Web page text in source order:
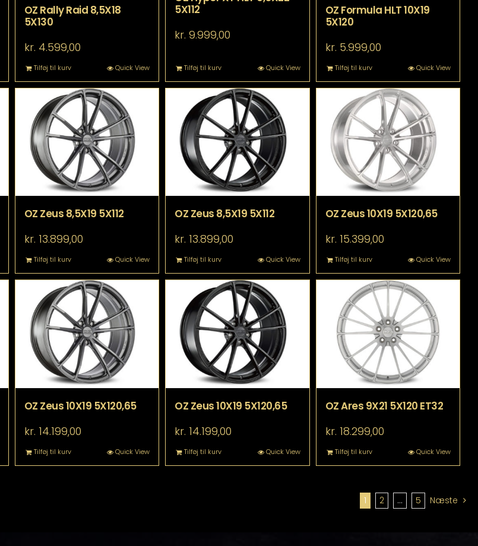
OZ Rally Raid 8,5X18
5X130
kr. 4.599,00
Tilføj til kurv Quick View
5X112
kr. 9.999,00
Tilføj til kurv Quick View
OZ Formula HLT 10X19
5X120
kr. 5.999,00
Tilføj til kurv Quick View
OZ Zeus 8,5X19 5X112
kr. 13.899,00
Tilføj til kurv Quick View
OZ Zeus 8,5X19 5X112
kr. 13.899,00
Tilføj til kurv Quick View
OZ Zeus 10X19 5X120,65
kr. 15.399,00
Tilføj til kurv Quick View
OZ Zeus 10X19 5X120,65
kr. 14.199,00
Tilføj til kurv Quick View
OZ Zeus 10X19 5X120,65
kr. 14.199,00
Tilføj til kurv Quick View
OZ Ares 9X21 5X120 ET32
kr. 18.299,00
Tilføj til kurv Quick View
1 2 … 5 Næste